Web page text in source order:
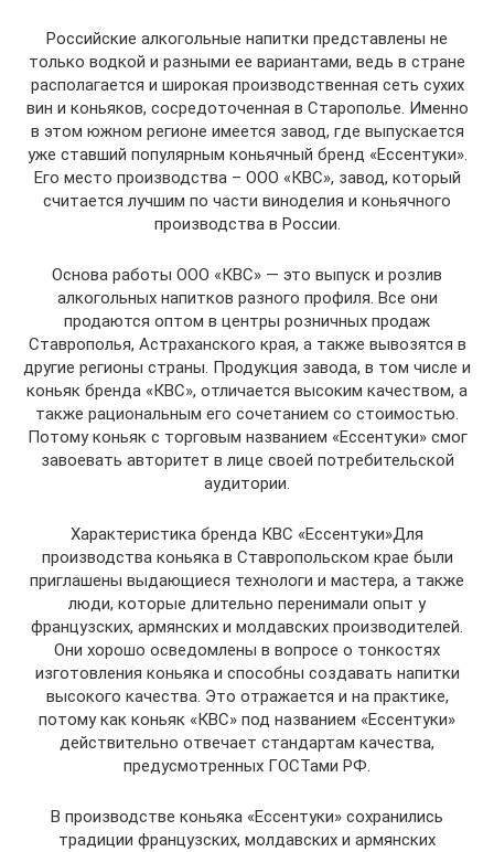
Российские алкогольные напитки представлены не
только водкой и разными ее вариантами, ведь в стране
располагается и широкая производственная сеть сухих
вин и коньяков, сосредоточенная в Старополье. Именно
в этом южном регионе имеется завод, где выпускается
уже ставший популярным коньячный бренд «Ессентуки».
Его место производства – ООО «КВС», завод, который
считается лучшим по части виноделия и коньячного
производства в России.
Основа работы ООО «КВС» — это выпуск и розлив
алкогольных напитков разного профиля. Все они
продаются оптом в центры розничных продаж
Ставрополья, Астраханского края, а также вывозятся в
другие регионы страны. Продукция завода, в том числе и
коньяк бренда «КВС», отличается высоким качеством, а
также рациональным его сочетанием со стоимостью.
Потому коньяк с торговым названием «Ессентуки» смог
завоевать авторитет в лице своей потребительской
аудитории.
Характеристика бренда КВС «Ессентуки»Для
производства коньяка в Ставропольском крае были
приглашены выдающиеся технологи и мастера, а также
люди, которые длительно перенимали опыт у
французских, армянских и молдавских производителей.
Они хорошо осведомлены в вопросе о тонкостях
изготовления коньяка и способны создавать напитки
высокого качества. Это отражается и на практике,
потому как коньяк «КВС» под названием «Ессентуки»
действительно отвечает стандартам качества,
предусмотренных ГОСТами РФ.
В производстве коньяка «Ессентуки» сохранились
традиции французских, молдавских и армянских